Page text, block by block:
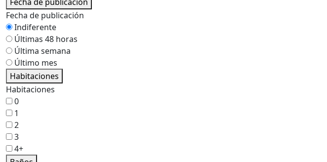
Fecha de publicación
Indiferente
Últimas 48 horas
Última semana
Último mes
Habitaciones
Habitaciones
0
1
2
3
4+